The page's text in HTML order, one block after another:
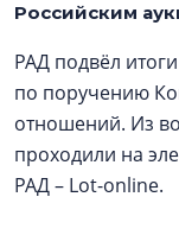
Российским
РАД подвёл
по поручению
отношений. Из
проходили на
РАД – Lot-online.